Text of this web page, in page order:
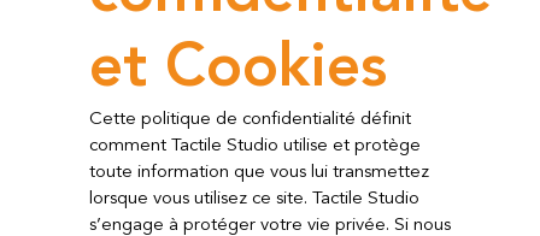
et Cookies
Cette politique de confidentialité définit
comment Tactile Studio utilise et protège
toute information que vous lui transmettez
lorsque vous utilisez ce site. Tactile Studio
s’engage à protéger votre vie privée. Si nous